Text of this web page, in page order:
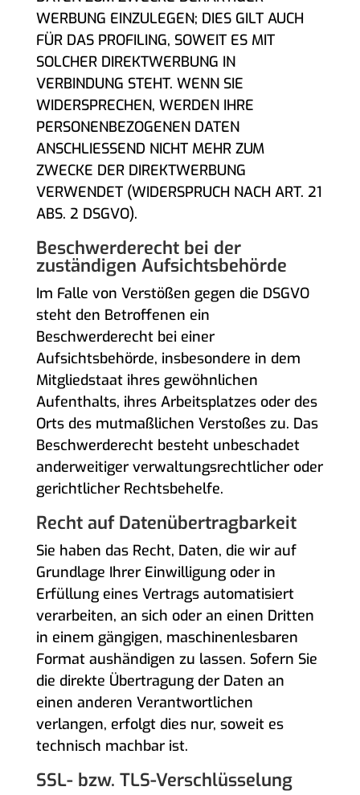
WERBUNG EINZULEGEN; DIES GILT AUCH
FÜR DAS PROFILING, SOWEIT ES MIT
SOLCHER DIREKTWERBUNG IN
VERBINDUNG STEHT. WENN SIE
WIDERSPRECHEN, WERDEN IHRE
PERSONENBEZOGENEN DATEN
ANSCHLIESSEND NICHT MEHR ZUM
ZWECKE DER DIREKTWERBUNG
VERWENDET (WIDERSPRUCH NACH ART. 21
ABS. 2 DSGVO).
Beschwerde­recht bei der
zuständigen Aufsichts­behörde
Im Falle von Verstößen gegen die DSGVO
steht den Betroffenen ein
Beschwerderecht bei einer
Aufsichtsbehörde, insbesondere in dem
Mitgliedstaat ihres gewöhnlichen
Aufenthalts, ihres Arbeitsplatzes oder des
Orts des mutmaßlichen Verstoßes zu. Das
Beschwerderecht besteht unbeschadet
anderweitiger verwaltungsrechtlicher oder
gerichtlicher Rechtsbehelfe.
Recht auf Daten­übertrag­barkeit
Sie haben das Recht, Daten, die wir auf
Grundlage Ihrer Einwilligung oder in
Erfüllung eines Vertrags automatisiert
verarbeiten, an sich oder an einen Dritten
in einem gängigen, maschinenlesbaren
Format aushändigen zu lassen. Sofern Sie
die direkte Übertragung der Daten an
einen anderen Verantwortlichen
verlangen, erfolgt dies nur, soweit es
technisch machbar ist.
SSL- bzw. TLS-Verschlüsselung